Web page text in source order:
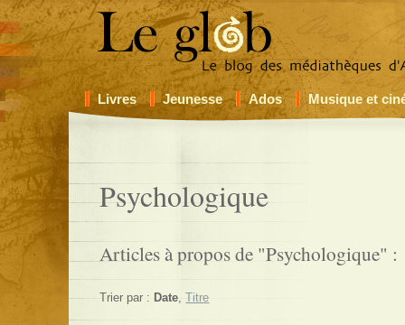
Livres Jeunesse Ados Musique et
Psychologique
Articles à propos de "Psychologique" :
Trier par : Date,Titre